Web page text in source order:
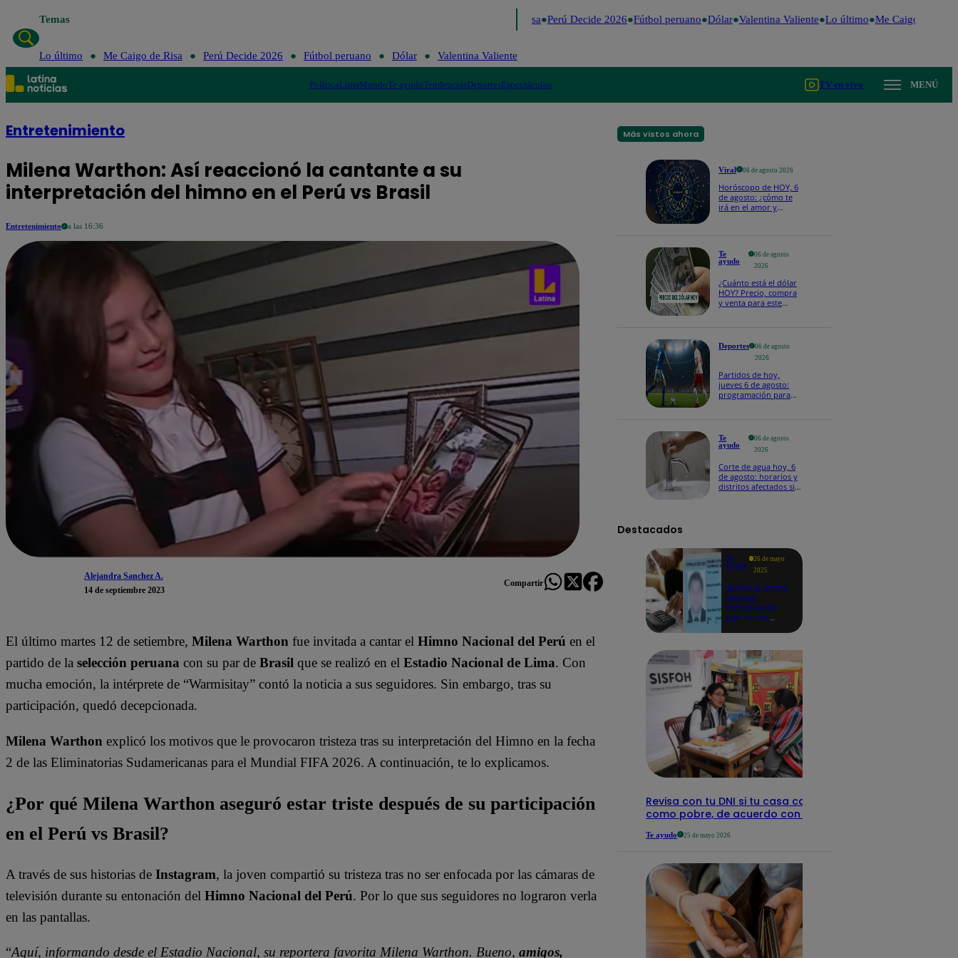
Temas Me Caigo de Risa Perú Decide 2026 Fútbol peruano Dólar Valentina Valiente Lo último Me Caigo de Risa
Lo último Me Caigo de Risa Perú Decide 2026 Fútbol peruano Dólar Valentina Valiente
PolíticaLimaMundoTe ayudoTendenciasDeportesEspectáculos TV en vivo MENÚ
Entretenimiento
Milena Warthon: Así reaccionó la cantante a su
interpretación del himno en el Perú vs Brasil
Entretenimiento a las 16:36
Alejandra Sanchez A.
14 de septiembre 2023
Compartir
El último martes 12 de setiembre, Milena Warthon fue invitada a cantar el Himno Nacional del Perú en el
partido de la selección peruana con su par de Brasil que se realizó en el Estadio Nacional de Lima. Con
mucha emoción, la intérprete de “Warmisitay” contó la noticia a sus seguidores. Sin embargo, tras su
participación, quedó decepcionada.
Milena Warthon explicó los motivos que le provocaron tristeza tras su interpretación del Himno en la fecha
2 de las Eliminatorias Sudamericanas para el Mundial FIFA 2026. A continuación, te lo explicamos.
¿Por qué Milena Warthon aseguró estar triste después de su participación
en el Perú vs Brasil?
A través de sus historias de Instagram, la joven compartió su tristeza tras no ser enfocada por las cámaras de
televisión durante su entonación del Himno Nacional del Perú. Por lo que sus seguidores no lograron verla
en las pantallas.
“Aquí, informando desde el Estadio Nacional, su reportera favorita Milena Warthon. Bueno, amigos,
Más vistos ahora
Viral 06 de agosto 2026
Horóscopo de HOY, 6
de agosto: ¿cómo te
irá en el amor y
Te
ayudo
06 de agosto
2026
¿Cuánto está el dólar
HOY? Precio, compra
y venta para este
Deportes
06 de agosto
2026
Partidos de hoy,
jueves 6 de agosto:
programación para
Te
ayudo
06 de agosto
2026
Corte de agua hoy, 6
de agosto: horarios y
distritos afectados sin
Destacados
Te
ayudo
26 de mayo
2025
Revisa si tienes
deudas
consultando
con tu DNI:
detalles
Revisa con tu DNI si tu casa califica
como pobre, de acuerdo con el Sisfoh
Te ayudo 25 de mayo 2026